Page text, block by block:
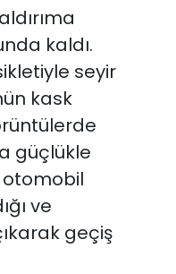
kaldı.
seyir
kask
güçlükle
ve
geçiş